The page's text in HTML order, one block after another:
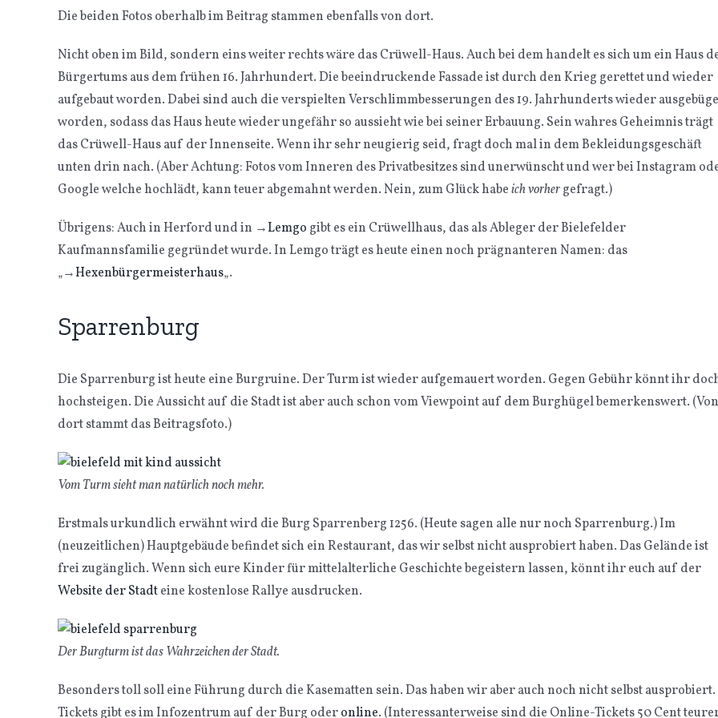
Die beiden Fotos oberhalb im Beitrag stammen ebenfalls von dort.
Nicht oben im Bild, sondern eins weiter rechts wäre das Crüwell-Haus. Auch bei dem handelt es sich um ein Haus
Bürgertums aus dem frühen 16. Jahrhundert. Die beeindruckende Fassade ist durch den Krieg gerettet und wieder
aufgebaut worden. Dabei sind auch die verspielten Verschlimmbesserungen des 19. Jahrhunderts wieder
worden, sodass das Haus heute wieder ungefähr so aussieht wie bei seiner Erbauung. Sein wahres Geheimnis trägt
das Crüwell-Haus auf der Innenseite. Wenn ihr sehr neugierig seid, fragt doch mal in dem Bekleidungsgeschäft
unten drin nach. (Aber Achtung: Fotos vom Inneren des Privatbesitzes sind unerwünscht und wer bei Instagram
Google welche hochlädt, kann teuer abgemahnt werden. Nein, zum Glück habeich vorhergefragt.)
Übrigens: Auch in Herford und in →Lemgo gibt es ein Crüwellhaus, das als Ableger der Bielefelder
Kaufmannsfamilie gegründet wurde. In Lemgo trägt es heute einen noch prägnanteren Namen: das
„→Hexenbürgermeisterhaus„.
Sparrenburg
Die Sparrenburg ist heute eine Burgruine. Der Turm ist wieder aufgemauert worden. Gegen Gebühr könnt ihr
hochsteigen. Die Aussicht auf die Stadt ist aber auch schon vom Viewpoint auf dem Burghügel bemerkenswert. (Von
dort stammt das Beitragsfoto.)
Vom Turm sieht man natürlich noch mehr.
Erstmals urkundlich erwähnt wird die Burg Sparrenberg 1256. (Heute sagen alle nur noch Sparrenburg.) Im
(neuzeitlichen) Hauptgebäude befindet sich ein Restaurant, das wir selbst nicht ausprobiert haben. Das Gelände ist
frei zugänglich. Wenn sich eure Kinder für mittelalterliche Geschichte begeistern lassen, könnt ihr euch auf der
Website der Stadteine kostenlose Rallye ausdrucken.
Der Burgturm ist das Wahrzeichen der Stadt.
Besonders toll soll eine Führung durch die Kasematten sein. Das haben wir aber auch noch nicht selbst ausprobiert.
Tickets gibt es im Infozentrum auf der Burg oderonline. (Interessanterweise sind die Online-Tickets 50 Cent